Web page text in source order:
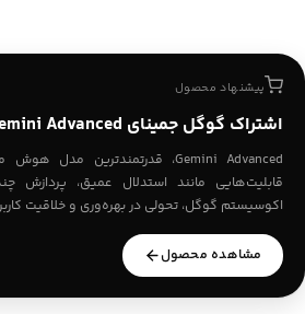
پیشنهاد محصول
اشتراک گوگل جمینای Gemini Advanced نسخه 3.6
قابلیت‌هایی مانند استدلال عمیق، پردازش
اکوسیستم گوگل، تحولی در بهره‌وری و خلاقیت
مشاهده محصول